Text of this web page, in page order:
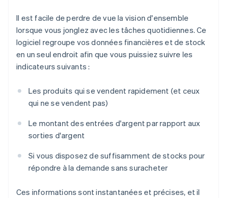
Il est facile de perdre de vue la vision d'ensemble
lorsque vous jonglez avec les tâches quotidiennes. Ce
logiciel regroupe vos données financières et de stock
en un seul endroit afin que vous puissiez suivre les
indicateurs suivants :
Les produits qui se vendent rapidement (et ceux
qui ne se vendent pas)
Le montant des entrées d'argent par rapport aux
sorties d'argent
Si vous disposez de suffisamment de stocks pour
répondre à la demande sans suracheter
Ces informations sont instantanées et précises, et il